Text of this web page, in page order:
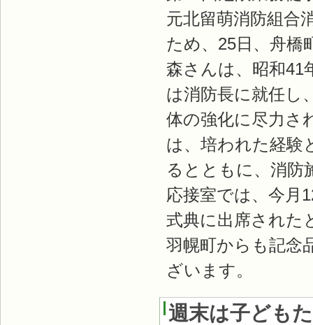
元北留萌消防組合
ため、25日、舟橋
森さんは、昭和41
は消防長に就任し
体の強化に尽力さ
は、培われた経験
るとともに、消防
応接室では、今月
式典に出席された
羽幌町からも記念
ざいます。
週末は子ども